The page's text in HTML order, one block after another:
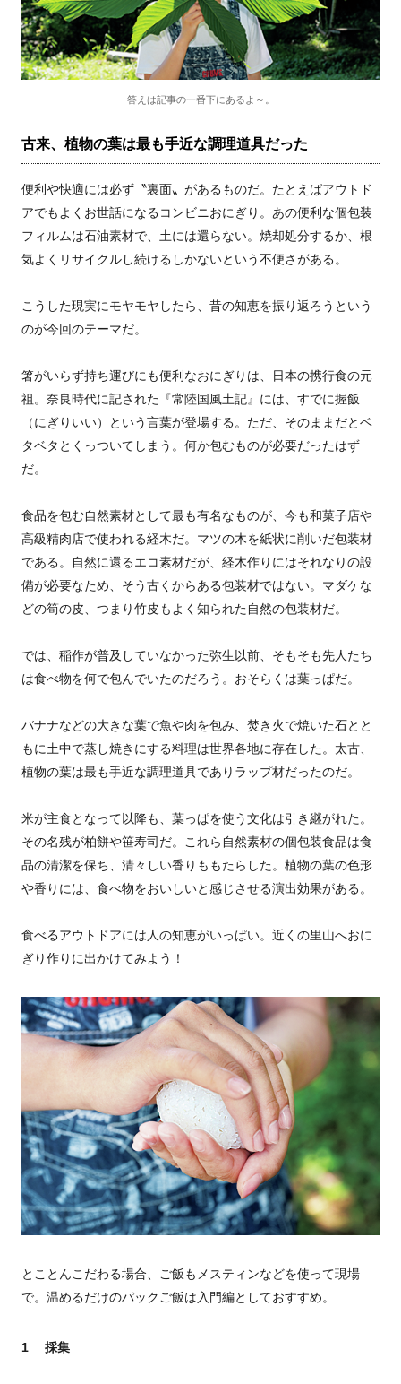
答えは記事の一番下にあるよ～。
古来、植物の葉は最も手近な調理道具だった
便利や快適には必ず〝裏面〟があるものだ。たとえばアウトド
アでもよくお世話になるコンビニおにぎり。あの便利な個包装
フィルムは石油素材で、土には還らない。焼却処分するか、根
気よくリサイクルし続けるしかないという不便さがある。
こうした現実にモヤモヤしたら、昔の知恵を振り返ろうという
のが今回のテーマだ。
箸がいらず持ち運びにも便利なおにぎりは、日本の携行食の元
祖。奈良時代に記された『常陸国風土記』には、すでに握飯
（にぎりいい）という言葉が登場する。ただ、そのままだとベ
タベタとくっついてしまう。何か包むものが必要だったはず
だ。
食品を包む自然素材として最も有名なものが、今も和菓子店や
高級精肉店で使われる経木だ。マツの木を紙状に削いだ包装材
である。自然に還るエコ素材だが、経木作りにはそれなりの設
備が必要なため、そう古くからある包装材ではない。マダケな
どの筍の皮、つまり竹皮もよく知られた自然の包装材だ。
では、稲作が普及していなかった弥生以前、そもそも先人たち
は食べ物を何で包んでいたのだろう。おそらくは葉っぱだ。
バナナなどの大きな葉で魚や肉を包み、焚き火で焼いた石とと
もに土中で蒸し焼きにする料理は世界各地に存在した。太古、
植物の葉は最も手近な調理道具でありラップ材だったのだ。
米が主食となって以降も、葉っぱを使う文化は引き継がれた。
その名残が柏餅や笹寿司だ。これら自然素材の個包装食品は食
品の清潔を保ち、清々しい香りももたらした。植物の葉の色形
や香りには、食べ物をおいしいと感じさせる演出効果がある。
食べるアウトドアには人の知恵がいっぱい。近くの里山へおに
ぎり作りに出かけてみよう！
とことんこだわる場合、ご飯もメスティンなどを使って現場
で。温めるだけのパックご飯は入門編としておすすめ。
1 採集